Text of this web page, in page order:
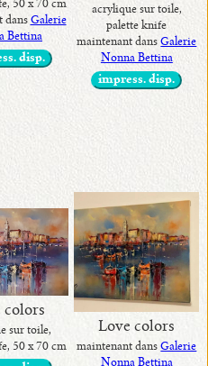
50 x 70 cm
dans Galerie
Bettina
disp.
acrylique sur toile,
palette knife
maintenant dansGalerie
Nonna Bettina
impress. disp.
colors
sur toile,
50 x 70 cm
Love colors
maintenant dansGalerie
Nonna Bettina